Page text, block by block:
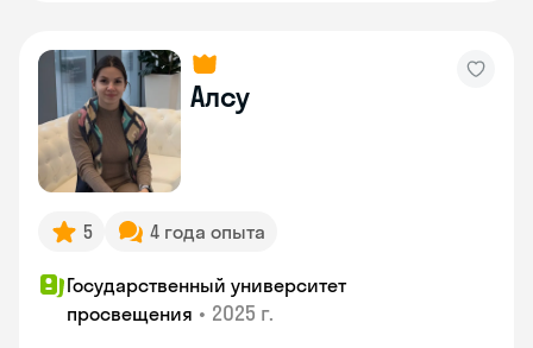
Алсу
5 4 года опыта
Государственный университет
просвещения • 2025 г.